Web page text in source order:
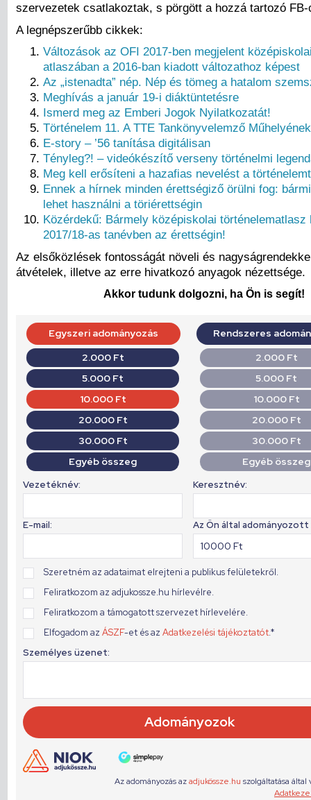
szervezetek csatlakoztak, s pörgött a hozzá tartozó
A legnépszerűbb cikkek:
Változások az OFI 2017-ben megjelent
atlaszában a 2016-ban kiadott változathoz képest
Az „istenadta” nép. Nép és tömeg a hatalom
Meghívás a január 19-i diáktüntetésre
Ismerd meg az Emberi Jogok Nyilatkozatát!
Történelem 11. A TTE Tankönyvelemző
E-story – ’56 tanítása digitálisan
Tényleg?! – videókészítő verseny történelmi
Meg kell erősíteni a hazafias nevelést a
Ennek a hírnek minden érettségiző örülni fog:
lehet használni a töriérettségin
Közérdekű: Bármely középiskolai történelematlasz
2017/18-as tanévben az érettségin!
Az elsőközlések fontosságát növeli és
átvételek, illetve az erre hivatkozó anyagok nézettsége.
Akkor tudunk dolgozni, ha Ön is segít!